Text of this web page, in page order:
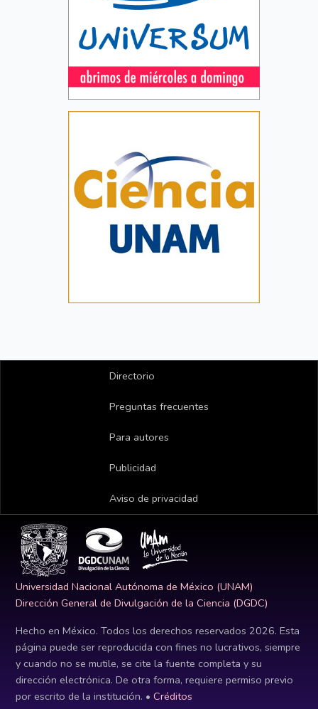
Directorio
Preguntas frecuentes
Para autores
Publicidad
Aviso de privacidad
Universidad Nacional Autónoma de México (UNAM)
Dirección General de Divulgación de la Ciencia (DGDC)
Hecho en México. Todos los derechos reservados 2026. Esta
página puede ser reproducida con fines no lucrativos, siempre
y cuando no se mutile, se cite la fuente completa y su
dirección electrónica. De otra forma, requiere permiso previo
por escrito de la institución. • Créditos